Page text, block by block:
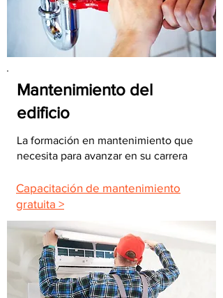
Mantenimiento del
edificio
La formación en mantenimiento que
necesita para avanzar en su carrera
Capacitación de mantenimiento
gratuita >